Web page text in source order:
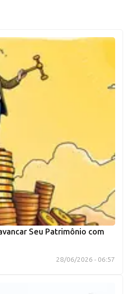
Seu Patrimônio com
28/06/2026 - 06:57